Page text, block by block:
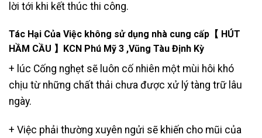
lời tới khi kết thúc thi công.
Tác Hại Của Việc không sử dụng nhà cung cấp【 HÚT
HẦM CẦU 】KCN Phú Mỹ 3 ,Vũng Tàu Định Kỳ
+ lúc Cống nghẹt sẽ luôn cố nhiên một mùi hôi khó
chịu từ những chất thải chưa được xử lý tàng trữ lâu
ngày.
+ Việc phải thường xuyên ngửi sẽ khiến cho mũi của